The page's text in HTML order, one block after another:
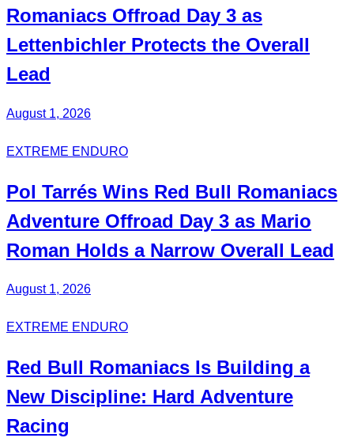
Romaniacs Offroad Day 3 as
Lettenbichler Protects the Overall
Lead
August 1, 2026
EXTREME ENDURO
Pol Tarrés Wins Red Bull Romaniacs
Adventure Offroad Day 3 as Mario
Roman Holds a Narrow Overall Lead
August 1, 2026
EXTREME ENDURO
Red Bull Romaniacs Is Building a
New Discipline: Hard Adventure
Racing